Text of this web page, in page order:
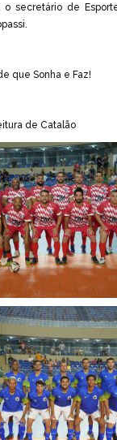
o secretário de
que Sonha e Faz!
de Catalão